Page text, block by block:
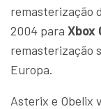
remasterização
2004 para Xbox
remasterização
Europa.
Asterix e Obelix